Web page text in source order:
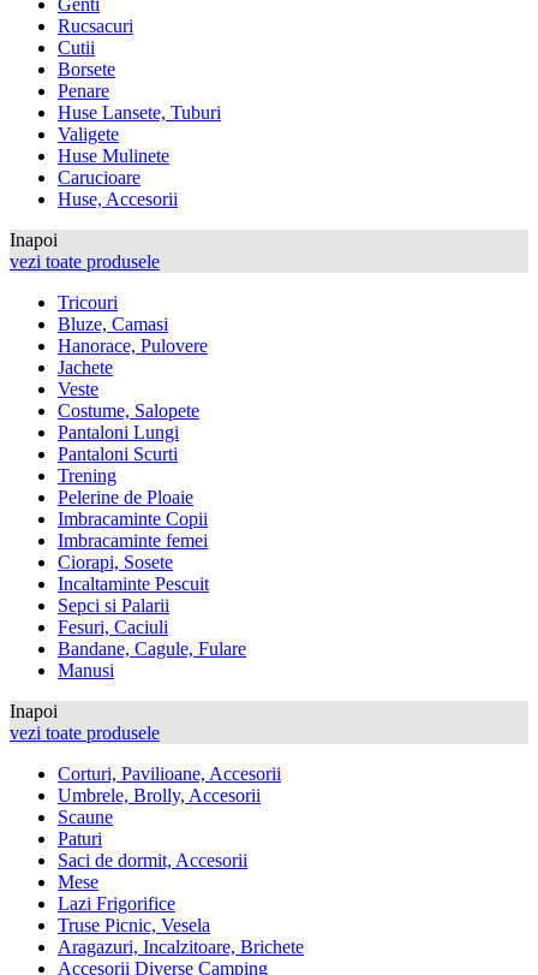
Genti
Rucsacuri
Cutii
Borsete
Penare
Huse Lansete, Tuburi
Valigete
Huse Mulinete
Carucioare
Huse, Accesorii
Inapoi
vezi toate produsele
Tricouri
Bluze, Camasi
Hanorace, Pulovere
Jachete
Veste
Costume, Salopete
Pantaloni Lungi
Pantaloni Scurti
Trening
Pelerine de Ploaie
Imbracaminte Copii
Imbracaminte femei
Ciorapi, Sosete
Incaltaminte Pescuit
Sepci si Palarii
Fesuri, Caciuli
Bandane, Cagule, Fulare
Manusi
Inapoi
vezi toate produsele
Corturi, Pavilioane, Accesorii
Umbrele, Brolly, Accesorii
Scaune
Paturi
Saci de dormit, Accesorii
Mese
Lazi Frigorifice
Truse Picnic, Vesela
Aragazuri, Incalzitoare, Brichete
Accesorii Diverse Camping